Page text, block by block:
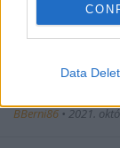
Data
BBerni86•2021.